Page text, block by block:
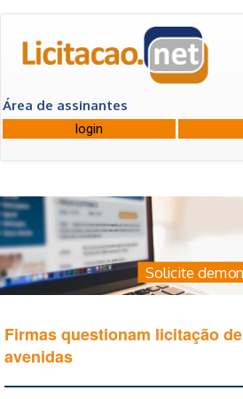
Área de assinantes
Solicite
Firmas questionam licitação
avenidas